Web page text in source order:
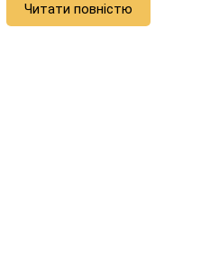
Читати повністю